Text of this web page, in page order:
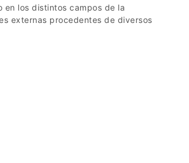
en los distintos campos de la
externas procedentes de diversos